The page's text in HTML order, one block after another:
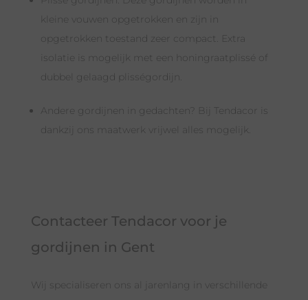
kleine vouwen opgetrokken en zijn in
opgetrokken toestand zeer compact. Extra
isolatie is mogelijk met een honingraatplissé of
dubbel gelaagd plisségordijn.
Andere gordijnen in gedachten? Bij Tendacor is
dankzij ons maatwerk vrijwel alles mogelijk.
Contacteer Tendacor voor je
gordijnen in Gent
Wij specialiseren ons al jarenlang in verschillende